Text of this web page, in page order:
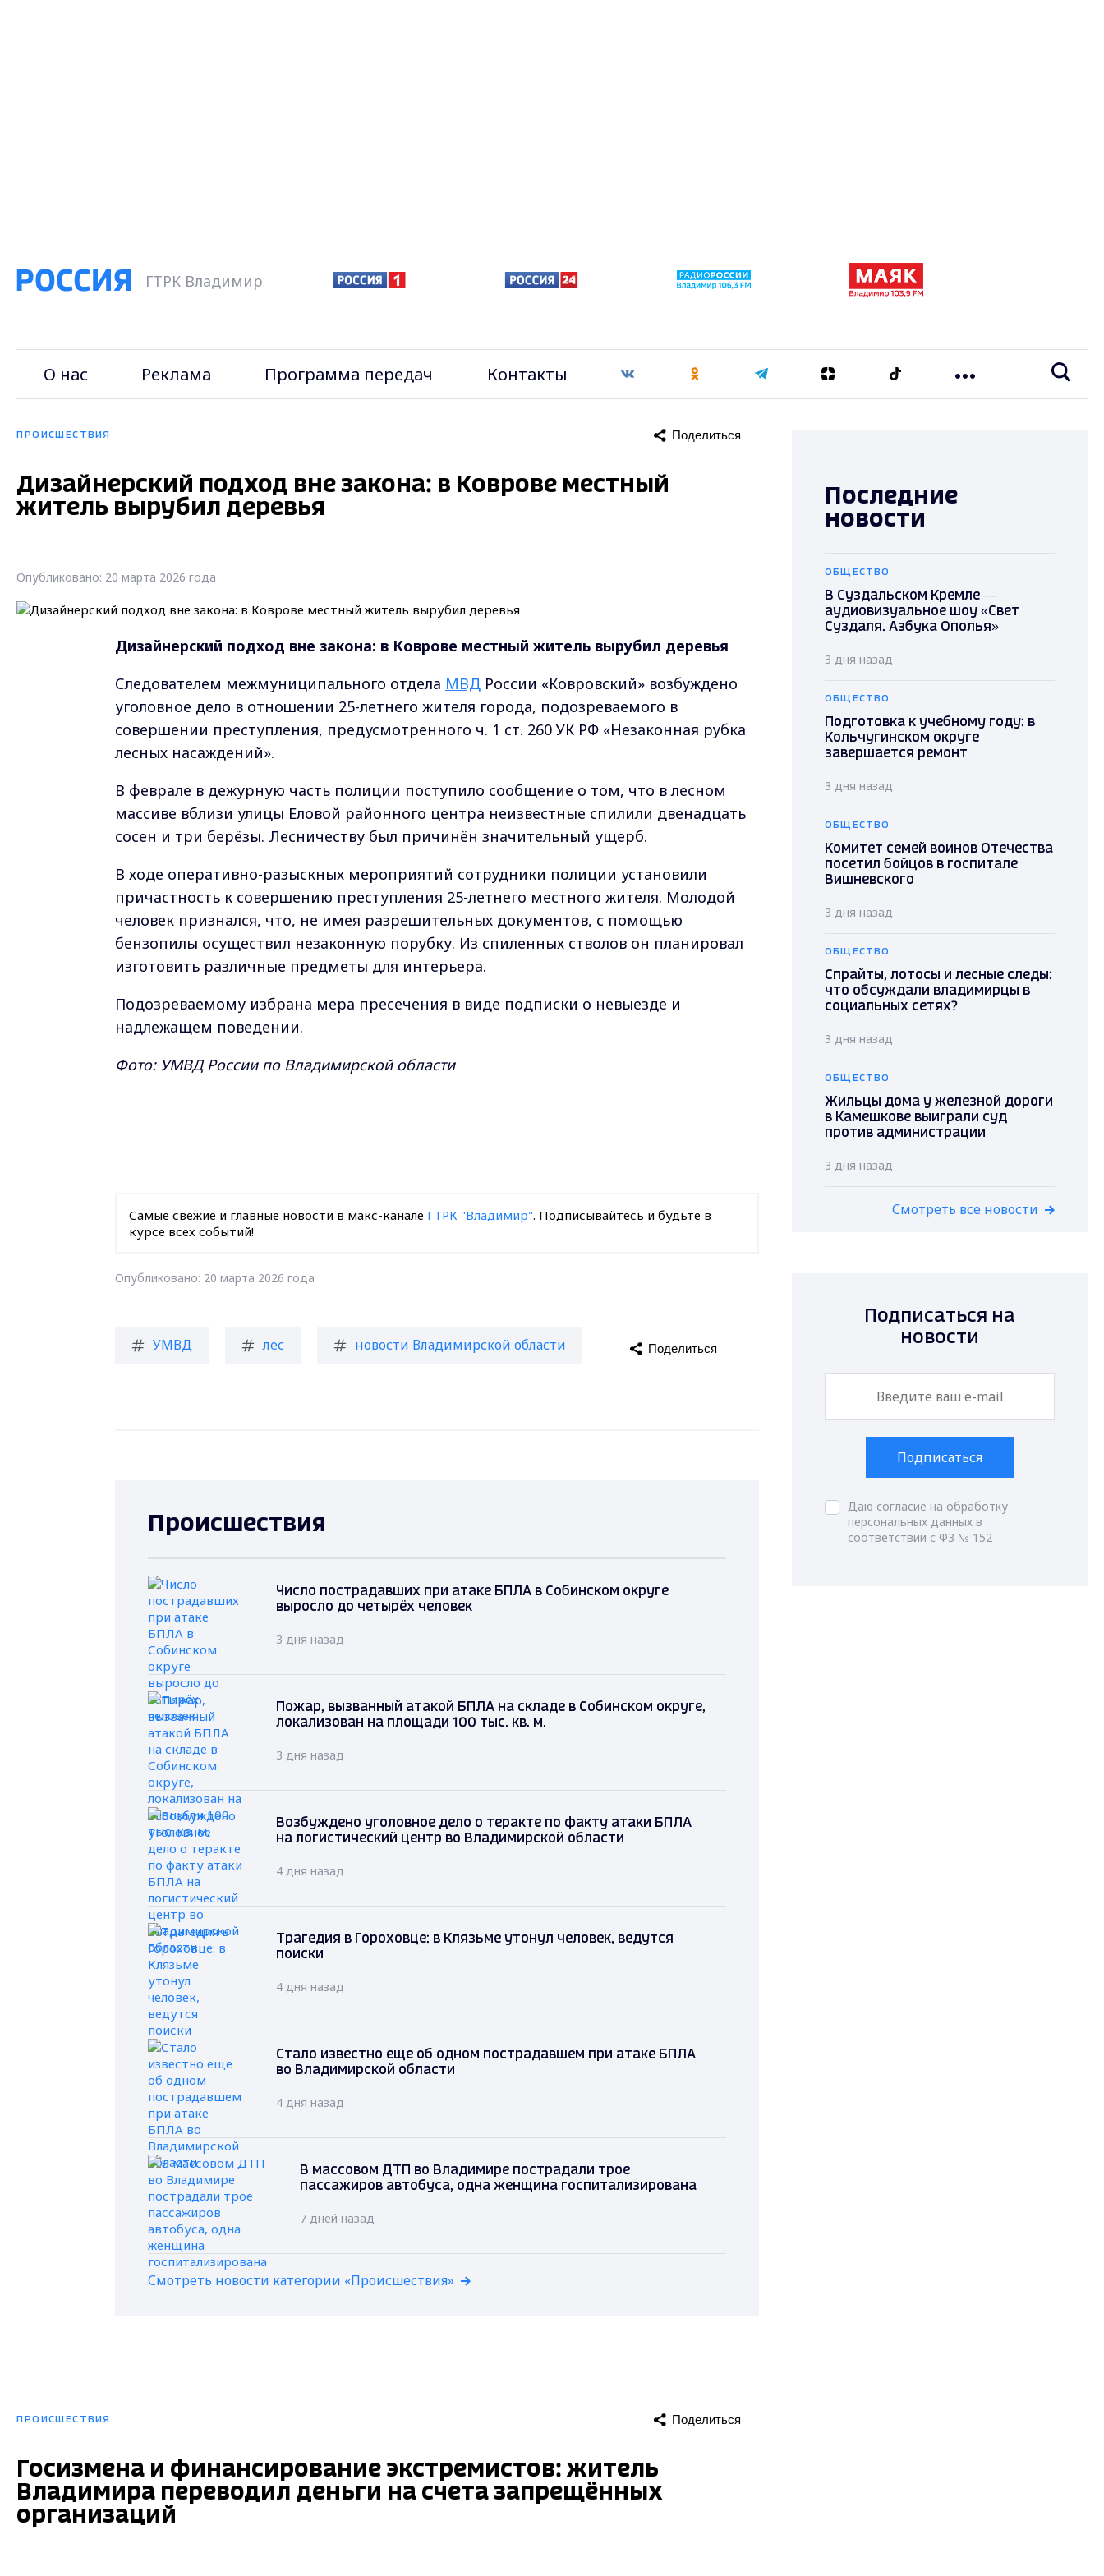
ГТРК Владимир
О нас Реклама Программа передач Контакты
ПРОИСШЕСТВИЯ Поделиться
Дизайнерский подход вне закона: в Коврове местный
житель вырубил деревья
Опубликовано: 20 марта 2026 года
Дизайнерский подход вне закона: в Коврове местный житель вырубил деревья
Следователем межмуниципального отдела МВД России «Ковровский» возбуждено
уголовное дело в отношении 25-летнего жителя города, подозреваемого в
совершении преступления, предусмотренного ч. 1 ст. 260 УК РФ «Незаконная рубка
лесных насаждений».
В феврале в дежурную часть полиции поступило сообщение о том, что в лесном
массиве вблизи улицы Еловой районного центра неизвестные спилили двенадцать
сосен и три берёзы. Лесничеству был причинён значительный ущерб.
В ходе оперативно-разыскных мероприятий сотрудники полиции установили
причастность к совершению преступления 25-летнего местного жителя. Молодой
человек признался, что, не имея разрешительных документов, с помощью
бензопилы осуществил незаконную порубку. Из спиленных стволов он планировал
изготовить различные предметы для интерьера.
Подозреваемому избрана мера пресечения в виде подписки о невыезде и
надлежащем поведении.
Фото: УМВД России по Владимирской области
Самые свежие и главные новости в макс-канале ГТРК "Владимир". Подписывайтесь и будьте в
курсе всех событий!
Опубликовано: 20 марта 2026 года
УМВД лес новости Владимирской области Поделиться
Происшествия
Число пострадавших при атаке БПЛА в Собинском округе
выросло до четырёх человек
3 дня назад
Пожар, вызванный атакой БПЛА на складе в Собинском округе,
локализован на площади 100 тыс. кв. м.
3 дня назад
Возбуждено уголовное дело о теракте по факту атаки БПЛА
на логистический центр во Владимирской области
4 дня назад
Трагедия в Гороховце: в Клязьме утонул человек, ведутся
поиски
4 дня назад
Стало известно еще об одном пострадавшем при атаке БПЛА
во Владимирской области
4 дня назад
В массовом ДТП во Владимире пострадали трое
пассажиров автобуса, одна женщина госпитализирована
7 дней назад
Смотреть новости категории «Происшествия»
ПРОИСШЕСТВИЯ Поделиться
Госизмена и финансирование экстремистов: житель
Владимира переводил деньги на счета запрещённых
организаций
Последние
новости
ОБЩЕСТВО
В Суздальском Кремле —
аудиовизуальное шоу «Свет
Суздаля. Азбука Ополья»
3 дня назад
ОБЩЕСТВО
Подготовка к учебному году: в
Кольчугинском округе
завершается ремонт
3 дня назад
ОБЩЕСТВО
Комитет семей воинов Отечества
посетил бойцов в госпитале
Вишневского
3 дня назад
ОБЩЕСТВО
Спрайты, лотосы и лесные следы:
что обсуждали владимирцы в
социальных сетях?
3 дня назад
ОБЩЕСТВО
Жильцы дома у железной дороги
в Камешкове выиграли суд
против администрации
3 дня назад
Смотреть все новости
Подписаться на
новости
Подписаться
Даю согласие на обработку
персональных данных в
соответствии с ФЗ № 152